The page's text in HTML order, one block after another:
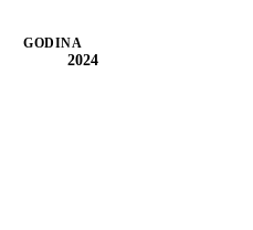
GODINA
2024